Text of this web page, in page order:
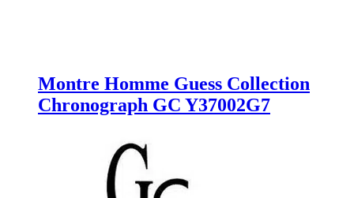
Montre Homme Guess Collection
Chronograph GC Y37002G7